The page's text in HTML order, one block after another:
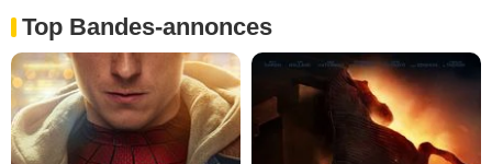
Top Bandes-annonces